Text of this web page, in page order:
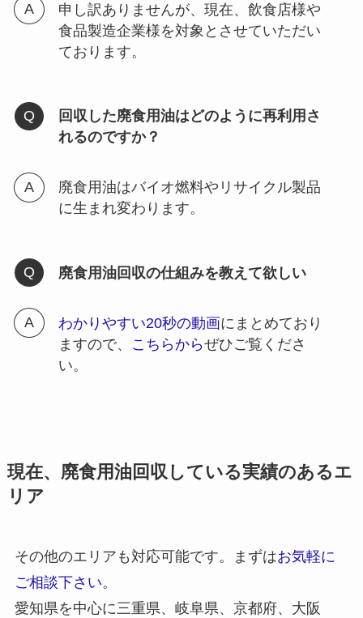
申し訳ありませんが、現在、飲食店様や
食品製造企業様を対象とさせていただい
ております。
回収した廃食用油はどのように再利用さ
れるのですか？
廃食用油はバイオ燃料やリサイクル製品
に生まれ変わります。
廃食用油回収の仕組みを教えて欲しい
わかりやすい20秒の動画にまとめており
ますので、
こちらからぜひご覧くださ
い。
現在、廃食用油回収している実績のあるエ
リア
その他のエリアも対応可能です。まずはお気軽に
ご相談下さい。
愛知県を中心に三重県、岐阜県、京都府、大阪